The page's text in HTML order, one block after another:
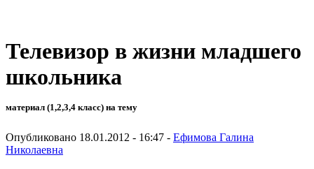
Телевизор в жизни младшего
школьника
материал (1,2,3,4 класс) на тему
Опубликовано 18.01.2012 - 16:47 - Ефимова Галина
Николаевна